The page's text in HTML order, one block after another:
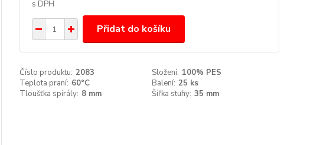
Přidat do košíku
Číslo produktu: 2083 Složení: 100% PES
Teplota praní: 60°C Balení: 25 ks
Tloušťka spirály: 8 mm Šířka stuhy: 35 mm